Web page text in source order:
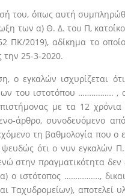
του, όπως αυτή
των α) Θ. Δ. του Π,
ΠΚ/2019), αδίκημα το
την 25-3-2020.
ο εγκαλών ισχυρίζεται
του ιστοτόπου ……………. ,
με τα 12
άρθρο, συνοδευόμενο
τη βαθμολογία
ότι ο νυν εγκαλών Π.
στην πραγματικότητα
ο ιστότοπος …………….,
Ταχυδρομείων),